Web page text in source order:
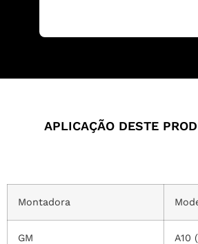
APLICAÇÃO DESTE
Montadora
GM A10